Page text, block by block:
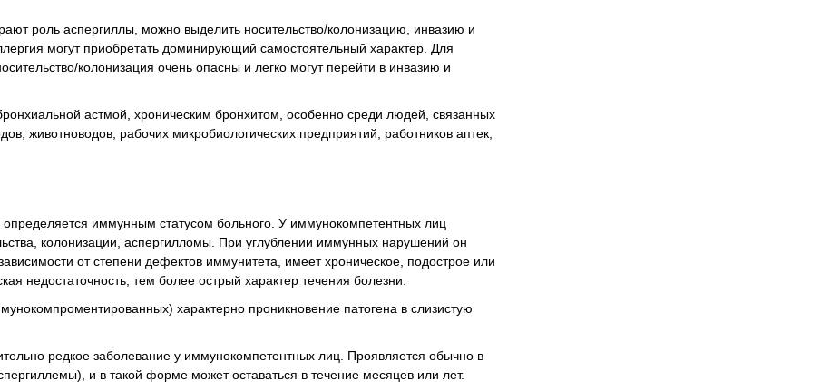
роль аспергиллы, можно выделить носительство/колонизацию, инвазию и
могут приобретать доминирующий самостоятельный характер. Для
колонизация очень опасны и легко могут перейти в инвазию и
астмой, хроническим бронхитом, особенно среди людей, связанных
животноводов, рабочих микробиологических предприятий, работников аптек,
иммунным статусом больного. У иммунокомпетентных лиц
колонизации, аспергилломы. При углублении иммунных нарушений он
от степени дефектов иммунитета, имеет хроническое, подострое или
недостаточность, тем более острый характер течения болезни.
характерно проникновение патогена в слизистую
редкое заболевание у иммунокомпетентных лиц. Проявляется обычно в
и в такой форме может оставаться в течение месяцев или лет.